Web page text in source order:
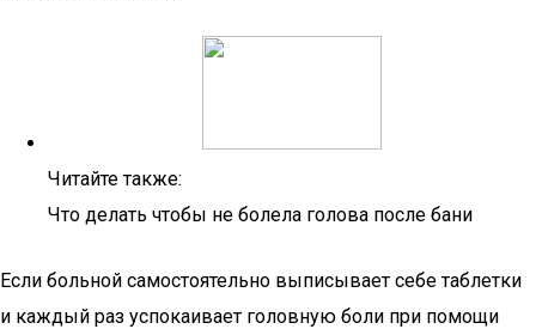
Читайте также:
Что делать чтобы не болела голова после бани
Если больной самостоятельно выписывает себе таблетки
и каждый раз успокаивает головную боли при помощи